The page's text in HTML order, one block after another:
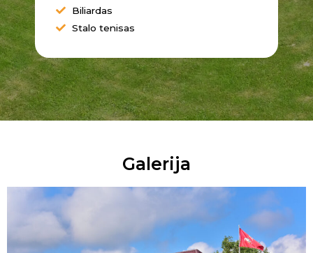
Biliardas
Stalo tenisas
Galerija